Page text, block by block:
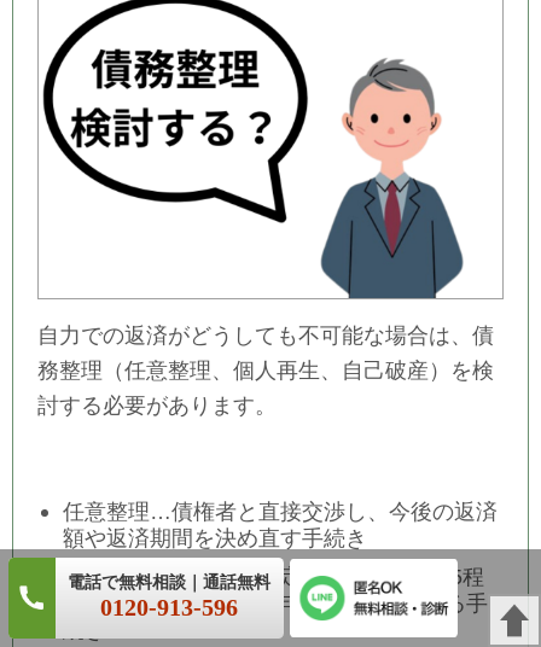
0120-913-596
自力での返済がどうしても不可能な場合は、債
務整理（任意整理、個人再生、自己破産）を検
討する必要があります。
任意整理…債権者と直接交渉し、今後の返済
額や返済期間を決め直す手続き
個人再生…裁判所の決定により借金が1/5程
度にまで減額され、3年の分割で返済する手